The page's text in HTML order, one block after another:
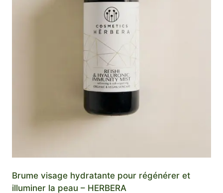
Brume visage hydratante pour régénérer et
illuminer la peau – HERBERA